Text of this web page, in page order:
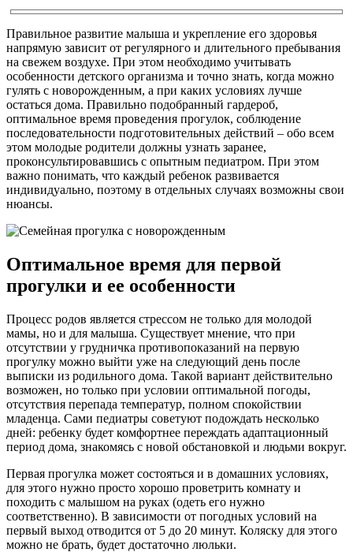
Правильное развитие малыша и укрепление его здоровья
напрямую зависит от регулярного и длительного пребывания
на свежем воздухе. При этом необходимо учитывать
особенности детского организма и точно знать, когда можно
гулять с новорожденным, а при каких условиях лучше
остаться дома. Правильно подобранный гардероб,
оптимальное время проведения прогулок, соблюдение
последовательности подготовительных действий – обо всем
этом молодые родители должны узнать заранее,
проконсультировавшись с опытным педиатром. При этом
важно понимать, что каждый ребенок развивается
индивидуально, поэтому в отдельных случаях возможны свои
нюансы.
Оптимальное время для первой
прогулки и ее особенности
Процесс родов является стрессом не только для молодой
мамы, но и для малыша. Существует мнение, что при
отсутствии у грудничка противопоказаний на первую
прогулку можно выйти уже на следующий день после
выписки из родильного дома. Такой вариант действительно
возможен, но только при условии оптимальной погоды,
отсутствия перепада температур, полном спокойствии
младенца. Сами педиатры советуют подождать несколько
дней: ребенку будет комфортнее переждать адаптационный
период дома, знакомясь с новой обстановкой и людьми вокруг.
Первая прогулка может состояться и в домашних условиях,
для этого нужно просто хорошо проветрить комнату и
походить с малышом на руках (одеть его нужно
соответственно). В зависимости от погодных условий на
первый выход отводится от 5 до 20 минут. Коляску для этого
можно не брать, будет достаточно люльки.